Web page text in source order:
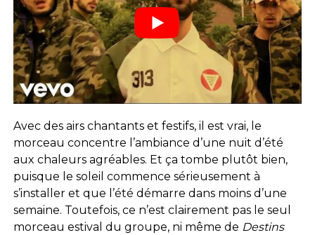
Avec des airs chantants et festifs, il est vrai, le
morceau concentre l’ambiance d’une nuit d’été
aux chaleurs agréables. Et ça tombe plutôt bien,
puisque le soleil commence sérieusement à
s’installer et que l’été démarre dans moins d’une
semaine. Toutefois, ce n’est clairement pas le seul
morceau estival du groupe, ni même de Destins